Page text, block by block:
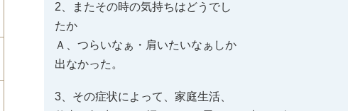
2、またその時の気持ちはどうでし
たか
Ａ、つらいなぁ・肩いたいなぁしか
出なかった。
3、その症状によって、家庭生活、